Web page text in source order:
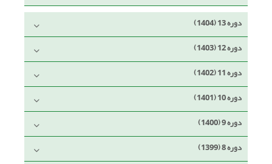
دوره 13 (1404)
دوره 12 (1403)
دوره 11 (1402)
دوره 10 (1401)
دوره 9 (1400)
دوره 8 (1399)